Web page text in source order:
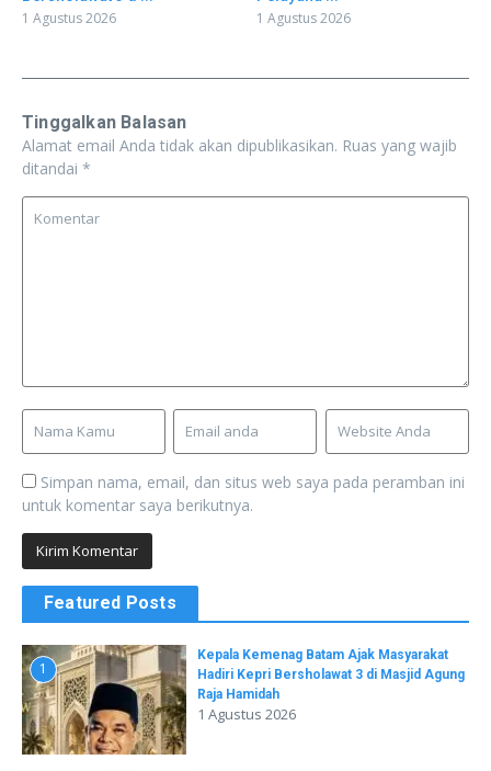
1 Agustus 2026 1 Agustus 2026
Tinggalkan Balasan
Alamat email Anda tidak akan dipublikasikan. Ruas yang wajib
ditandai *
Simpan nama, email, dan situs web saya pada peramban ini
untuk komentar saya berikutnya.
Featured Posts
1
Kepala Kemenag Batam Ajak Masyarakat
Hadiri Kepri Bersholawat 3 di Masjid Agung
Raja Hamidah
1 Agustus 2026